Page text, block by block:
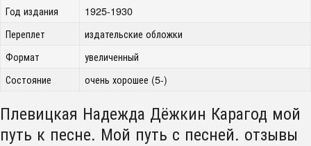
Год издания
1925-1930
Переплет
издательские обложки
Формат
увеличенный
Состояние
очень хорошее (5-)
Плевицкая Надежда Дёжкин Карагод мой
путь к песне. Мой путь с песней. отзывы